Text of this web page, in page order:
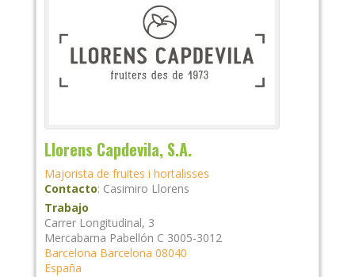
Llorens Capdevila, S.A.
Majorista de fruites i hortalisses
Contacto: Casimiro Llorens
Trabajo
Carrer Longitudinal, 3
Mercabarna Pabellón C 3005-3012
Barcelona Barcelona 08040
España